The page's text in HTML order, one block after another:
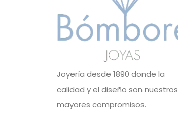
Joyería desde 1890 donde la
calidad y el diseño son nuestros
mayores compromisos.